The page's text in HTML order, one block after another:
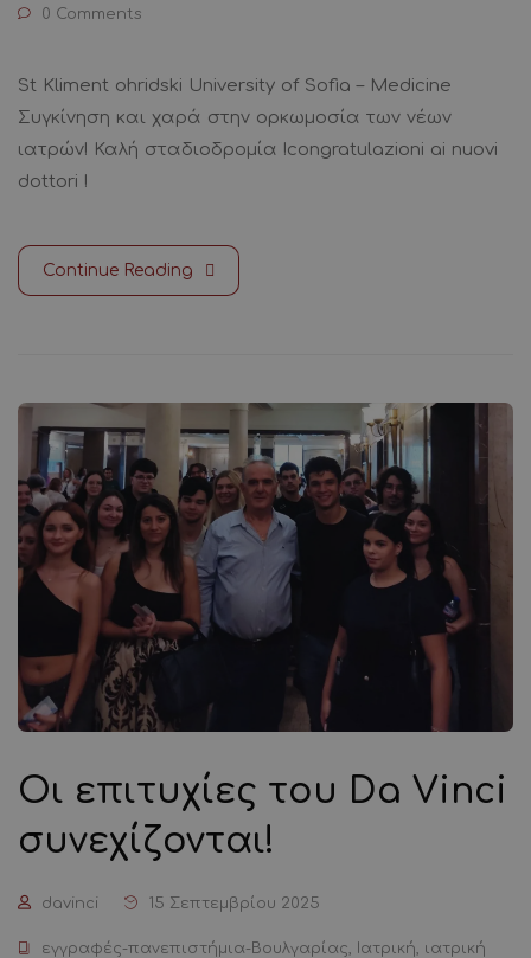
0 Comments
St Kliment ohridski University of Sofia – Medicine
Συγκίνηση και χαρά στην ορκωμοσία των νέων
ιατρών! Καλή σταδιοδρομία !congratulazioni ai nuovi
dottori !
Continue Reading
Οι επιτυχίες του Da Vinci
συνεχίζονται!
davinci 15 Σεπτεμβρίου 2025
εγγραφές-πανεπιστήμια-Βουλγαρίας, Ιατρική, ιατρική